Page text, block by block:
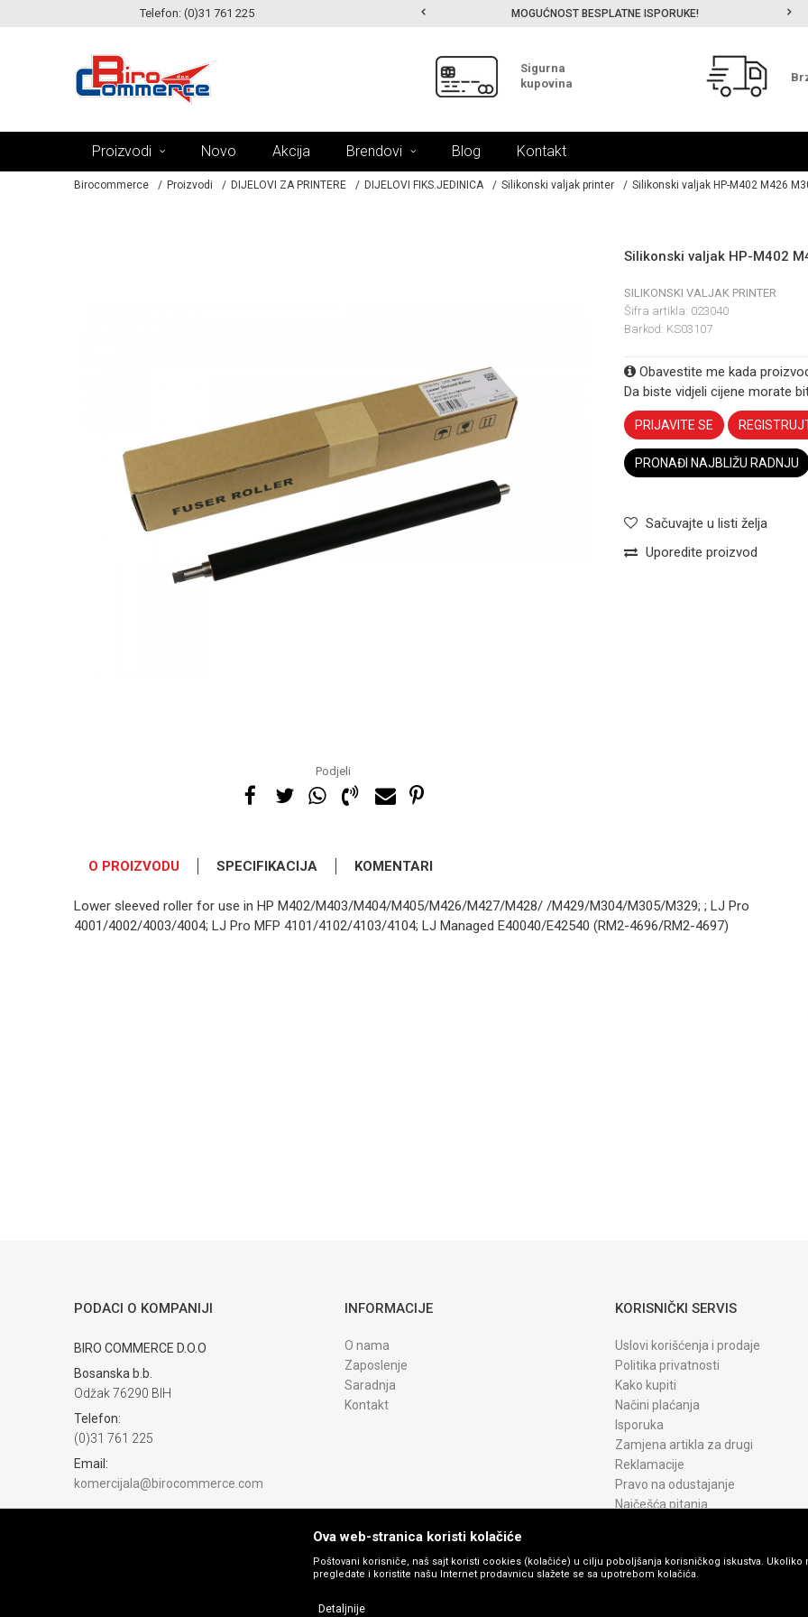
Telefon: (0)31 761 225
MOGUĆNOST ISPORUKE ZA 24H! MOGUĆNOST BESPLATNE ISPORUKE!
Sigurna
kupovina
Proizvodi Novo Akcija Brendovi Blog Kontakt
Birocommerce Proizvodi DIJELOVI ZA PRINTERE DIJELOVI FIKS.JEDINICA Silikonski valjak printer Silikonski valjak HP-M402 M426
Podjeli
Silikonski valjak HP-M402
SILIKONSKI VALJAK PRINTER
Šifra artikla: 023040
Barkod: KS03107
Obavestite me kada
Da biste vidjeli cijene morate
PRIJAVITE SE
PRONAĐI NAJBLIŽU RADNJU
Sačuvajte u listi želja
Uporedite proizvod
O PROIZVODU SPECIFIKACIJA KOMENTARI
Lower sleeved roller for use in HP M402/M403/M404/M405/M426/M427/M428/ /M429/M304/M305/M329; ; LJ Pro
4001/4002/4003/4004; LJ Pro MFP 4101/4102/4103/4104; LJ Managed E40040/E42540 (RM2-4696/RM2-4697)
SILIKONSKI VALJAK PRINTER
Silikonski
PODACI O KOMPANIJI
BIRO COMMERCE D.O.O
Bosanska b.b.
Odžak 76290 BIH
Telefon:
(0)31 761 225
Email:
komercijala@birocommerce.com
INFORMACIJE
O nama
Zaposlenje
Saradnja
Kontakt
KORISNIČKI SERVIS
Uslovi korišćenja i prodaje
Politika privatnosti
Kako kupiti
Načini plaćanja
Isporuka
Zamjena artikla za drugi
Reklamacije
Pravo na odustajanje
Najčešća pitanja
Ova web-stranica koristi kolačiće
Poštovani korisniče, naš sajt koristi cookies (kolačiće) u cilju poboljšanja korisničkog iskustva. Ukoliko
pregledate i koristite našu Internet prodavnicu slažete se sa upotrebom kolačića.
Detaljnije